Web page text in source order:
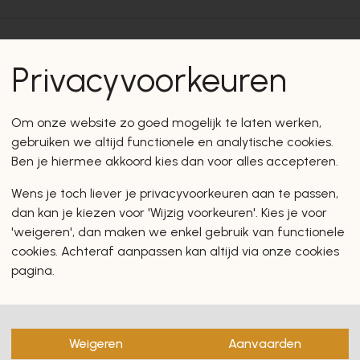
zullen u zeker en vast
Privacyvoorkeuren
Om onze website zo goed mogelijk te laten werken,
gebruiken we altijd functionele en analytische cookies.
Ben je hiermee akkoord kies dan voor alles accepteren.
Wens je toch liever je privacyvoorkeuren aan te passen,
dan kan je kiezen voor 'Wijzig voorkeuren'. Kies je voor
'weigeren', dan maken we enkel gebruik van functionele
cookies. Achteraf aanpassen kan altijd via onze cookies
pagina.
Weigeren Aanvaarden